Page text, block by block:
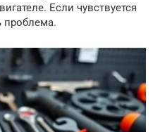
Если чувствуется
проблема.